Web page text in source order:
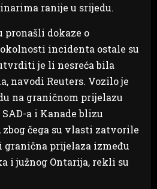
ranije u srijedu.
dokaze o
incidenta ostale su
je li nesreća bila
navodi Reuters. Vozilo je
na graničnom prijelazu
a i Kanade blizu
čega su vlasti zatvorile
granična prijelaza između
i južnog Ontarija, rekli su